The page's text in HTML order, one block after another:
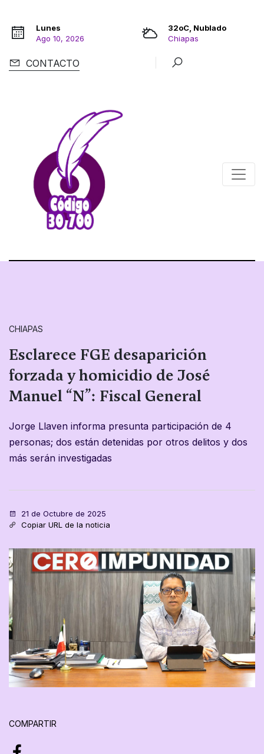
Lunes
Ago 10, 2026
32oC, Nublado
Chiapas
CONTACTO
CHIAPAS
Esclarece FGE desaparición
forzada y homicidio de José
Manuel “N”: Fiscal General
Jorge Llaven informa presunta participación de 4
personas; dos están detenidas por otros delitos y dos
más serán investigadas
21 de Octubre de 2025
Copiar URL de la noticia
COMPARTIR